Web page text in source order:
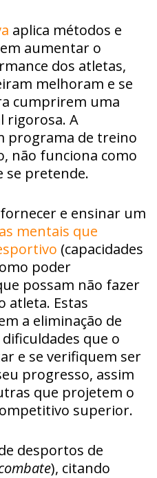
aplica métodos e
aumentar o
dos atletas,
melhoram e se
cumprirem uma
rigorosa. A
programa de treino
não funciona como
se pretende.
e ensinar um
mentais que
(capacidades
poder
possam não fazer
atleta. Estas
a eliminação de
que o
e se verifiquem ser
progresso, assim
que projetem o
superior.
desportos de
), citando